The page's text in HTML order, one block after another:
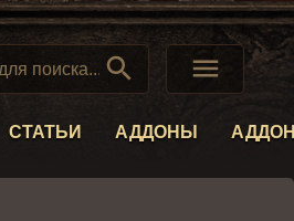
 
СТАТЬИ АДДОНЫ